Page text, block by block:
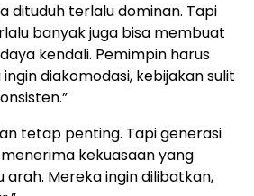
dituduh terlalu dominan. Tapi
banyak juga bisa membuat
kendali. Pemimpin harus
diakomodasi, kebijakan sulit
tetap penting. Tapi generasi
kekuasaan yang
arah. Mereka ingin dilibatkan,